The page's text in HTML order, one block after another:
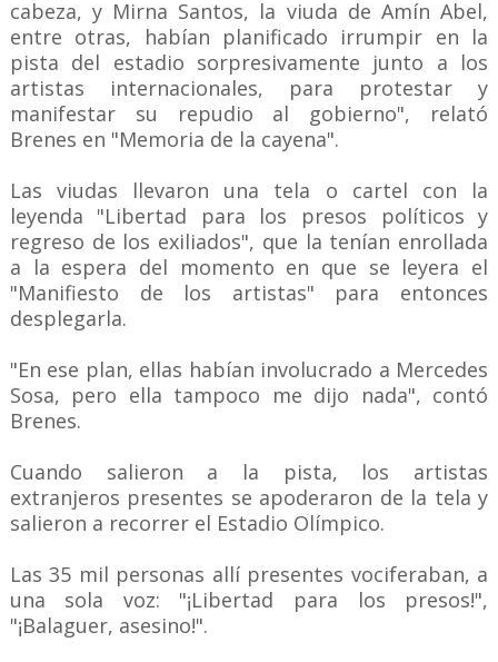
cabeza, y Mirna Santos, la viuda de Amín Abel,
entre otras, habían planificado irrumpir en la
pista del estadio sorpresivamente junto a los
artistas internacionales, para protestar y
manifestar su repudio al gobierno", relató
Brenes en "Memoria de la cayena".
Las viudas llevaron una tela o cartel con la
leyenda "Libertad para los presos políticos y
regreso de los exiliados", que la tenían enrollada
a la espera del momento en que se leyera el
"Manifiesto de los artistas" para entonces
desplegarla.
"En ese plan, ellas habían involucrado a Mercedes
Sosa, pero ella tampoco me dijo nada", contó
Brenes.
Cuando salieron a la pista, los artistas
extranjeros presentes se apoderaron de la tela y
salieron a recorrer el Estadio Olímpico.
Las 35 mil personas allí presentes vociferaban, a
una sola voz: "¡Libertad para los presos!",
"¡Balaguer, asesino!".